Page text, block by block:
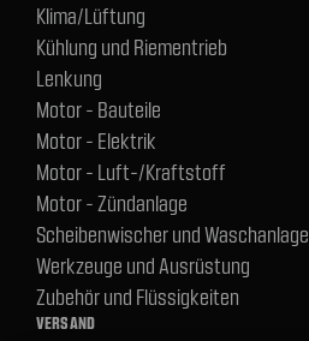
Klima/Lüftung
Kühlung und Riementrieb
Lenkung
Motor - Bauteile
Motor - Elektrik
Motor - Luft-/Kraftstoff
Motor - Zündanlage
Scheibenwischer und Waschanlage
Werkzeuge und Ausrüstung
Zubehör und Flüssigkeiten
VERSAND